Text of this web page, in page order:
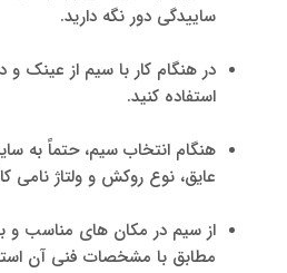
ساییدگی دور نگه دارید.
در هنگام کار با سیم از عینک
استفاده کنید.
هنگام انتخاب سیم، حتماً به
عایق، نوع روکش و ولتاژ نامی
از سیم در مکان های مناسب و
مطابق با مشخصات فنی آن